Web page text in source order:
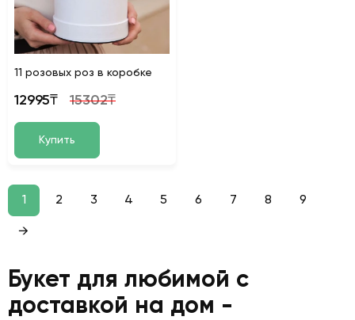
11 розовых роз в коробке
12995₸ 15302₸
Купить
1 2 3 4 5 6 7 8 9
→
Букет для любимой с
доставкой на дом -